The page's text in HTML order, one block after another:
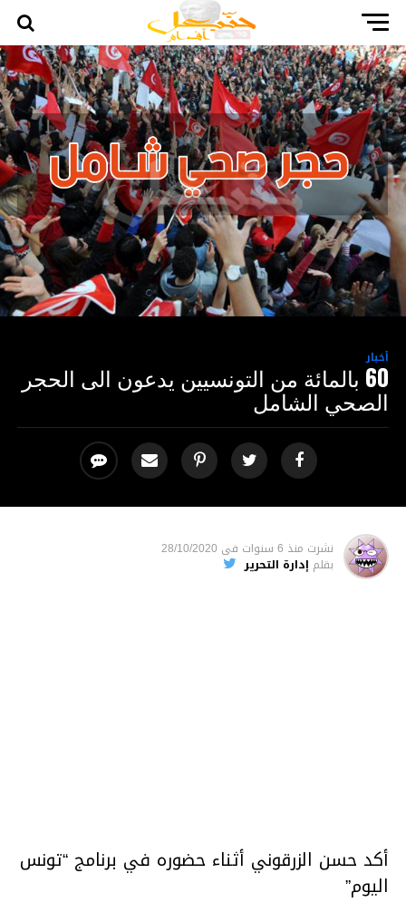
أخبار
60 بالمائة من التونسيين يدعون الى الحجر
الصحي الشامل
نشرت منذ 6 سنوات فى 28/10/2020
بقلم إدارة التحرير
أكد حسن الزرقوني أثناء حضوره في برنامج “تونس
اليوم”